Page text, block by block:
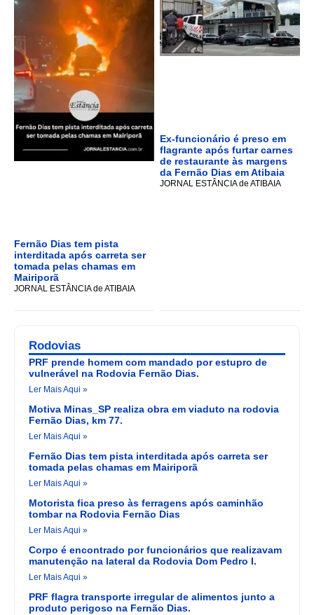
Fernão Dias tem pista
interditada após carreta ser
tomada pelas chamas em
Mairiporã
JORNAL ESTÂNCIA de ATIBAIA
Ex-funcionário é preso em
flagrante após furtar carnes
de restaurante às margens
da Fernão Dias em Atibaia
JORNAL ESTÂNCIA de ATIBAIA
Rodovias
PRF prende homem com mandado por estupro de
vulnerável na Rodovia Fernão Dias.
Ler Mais Aqui »
Motiva Minas_SP realiza obra em viaduto na rodovia
Fernão Dias, km 77.
Ler Mais Aqui »
Fernão Dias tem pista interditada após carreta ser
tomada pelas chamas em Mairiporã
Ler Mais Aqui »
Motorista fica preso às ferragens após caminhão
tombar na Rodovia Fernão Dias
Ler Mais Aqui »
Corpo é encontrado por funcionários que realizavam
manutenção na lateral da Rodovia Dom Pedro I.
Ler Mais Aqui »
PRF flagra transporte irregular de alimentos junto a
produto perigoso na Fernão Dias.